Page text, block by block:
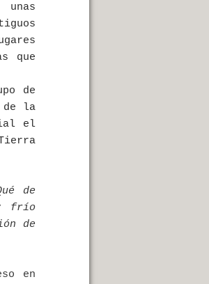
unas
que
de
de la
el
de
y frío
de
en